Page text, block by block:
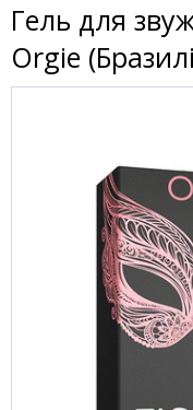
Гель для
Orgie